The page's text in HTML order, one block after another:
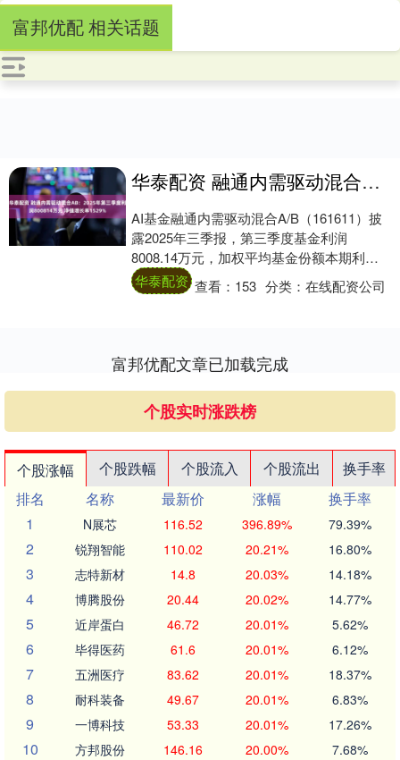
富邦优配 相关话题
华泰配资 融通内需驱动混合AB：2025年第三季度利润800814万元 净值增长率1529%
AI基金融通内需驱动混合A/B（161611）披
露2025年三季报，第三季度基金利润
8008.14万元，加权平均基金份额本期利润
0.3733元。报告期内，基金净....
华泰配资 查看： 153 分类：在线配资公司
富邦优配文章已加载完成
个股实时涨跌榜
个股涨幅 个股跌幅 个股流入 个股流出
换手率
排名
名称 最新价 涨幅
换手率
1
N展芯 116.52 396.89% 79.39%
2 锐翔智能 110.02 20.21% 16.80%
3 志特新材 14.8 20.03% 14.18%
4 博腾股份 20.44 20.02% 14.77%
5 近岸蛋白 46.72 20.01% 5.62%
6 毕得医药 61.6 20.01% 6.12%
7 五洲医疗 83.62 20.01% 18.37%
8 耐科装备 49.67 20.01% 6.83%
9 一博科技 53.33 20.01% 17.26%
10 方邦股份 146.16 20.00% 7.68%